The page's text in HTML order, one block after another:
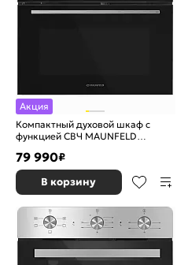
Акция
Компактный духовой шкаф с
функцией СВЧ MAUNFELD
79 990₽
В корзину